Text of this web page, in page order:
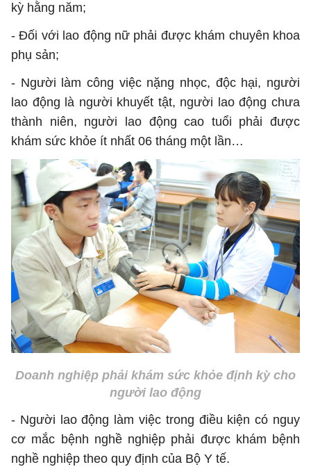
kỳ hằng năm;
- Đối với lao động nữ phải được khám chuyên khoa
phụ sản;
- Người làm công việc nặng nhọc, độc hại, người
lao động là người khuyết tật, người lao động chưa
thành niên, người lao động cao tuổi phải được
khám sức khỏe ít nhất 06 tháng một lần…
Doanh nghiệp phải khám sức khỏe định kỳ cho
người lao động
- Người lao động làm việc trong điều kiện có nguy
cơ mắc bệnh nghề nghiệp phải được khám bệnh
nghề nghiệp theo quy định của Bộ Y tế.